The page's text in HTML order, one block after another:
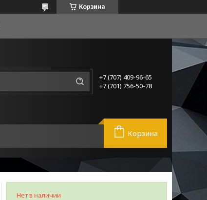
Корзина
+7 (707) 409-96-65
+7 (701) 756-50-78
Корзина
Нет в наличии